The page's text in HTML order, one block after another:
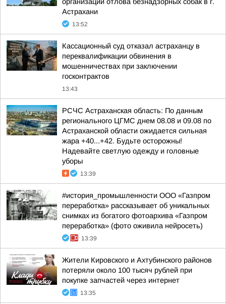
Астрахани
13:52
Кассационный суд отказал астраханцу в
переквалификации обвинения в
мошенничествах при заключении
госконтрактов
13:43
РСЧС Астраханская область: По данным
регионального ЦГМС днем 08.08 и 09.08 по
Астраханской области ожидается сильная
жара +40...+42. Будьте осторожны!
Надевайте светлую одежду и головные
уборы
13:39
#история_промышленности ООО «Газпром
переработка» рассказывает об уникальных
снимках из богатого фотоархива «Газпром
переработка» (фото оживила нейросеть)
13:39
Жители Кировского и Ахтубинского районов
потеряли около 100 тысяч рублей при
покупке запчастей через интернет
13:35